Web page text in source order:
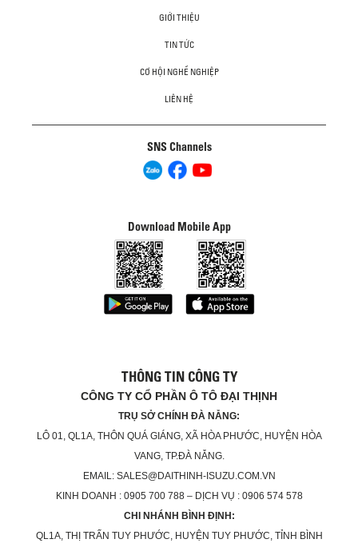
GIỚI THIỆU
TIN TỨC
CƠ HỘI NGHỀ NGHIỆP
LIÊN HỆ
SNS Channels
Download Mobile App
THÔNG TIN CÔNG TY
CÔNG TY CỔ PHẦN Ô TÔ ĐẠI THỊNH
TRỤ SỞ CHÍNH ĐÀ NẴNG:
LÔ 01, QL1A, THÔN QUÁ GIÁNG, XÃ HÒA PHƯỚC, HUYỆN HÒA
VANG, TP.ĐÀ NẴNG.
EMAIL: SALES@DAITHINH-ISUZU.COM.VN
KINH DOANH : 0905 700 788 – DỊCH VỤ : 0906 574 578
CHI NHÁNH BÌNH ĐỊNH:
QL1A, THỊ TRẤN TUY PHƯỚC, HUYỆN TUY PHƯỚC, TỈNH BÌNH